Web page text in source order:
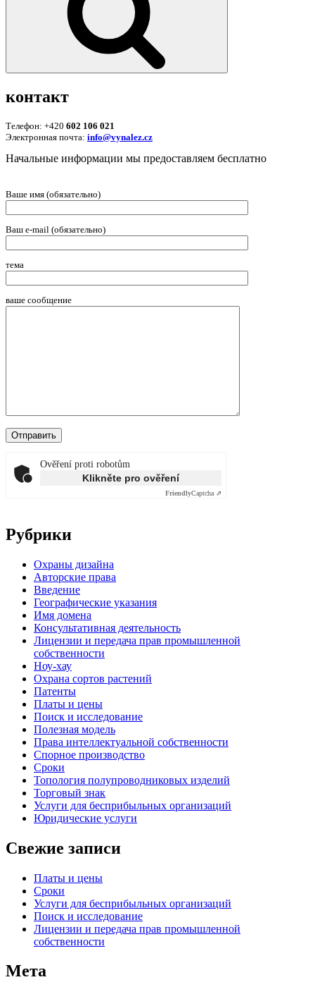
контакт
Телефон: +420 602 106 021
Электронная почта: info@vynalez.cz
Начальные информации мы предоставляем беcплатно
Ваше имя (обязательно)
Ваш e-mail (обязательно)
тема
ваше сообщение
Ověření proti robotům
Klikněte pro ověření
FriendlyCaptcha ⇗
Рубрики
Oхраны дизайна
Авторские права
Введение
Географические указания
Имя домена
Консультативная деятельность
Лицензии и передача прав промышленной
собственности
Ноу-хау
Охрана сортов растений
Патенты
Платы и цены
Поиск и исследование
Полезная модель
Права интеллектуальной собственности
Спорное производство
Сроки
Топология полупроводниковых изделий
Торговый знак
Услуги для беcприбыльных организаций
Юридические услуги
Свежие записи
Платы и цены
Сроки
Услуги для беcприбыльных организаций
Поиск и исследование
Лицензии и передача прав промышленной
собственности
Мета